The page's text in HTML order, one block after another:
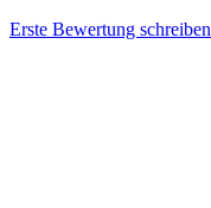
Erste Bewertung schreiben